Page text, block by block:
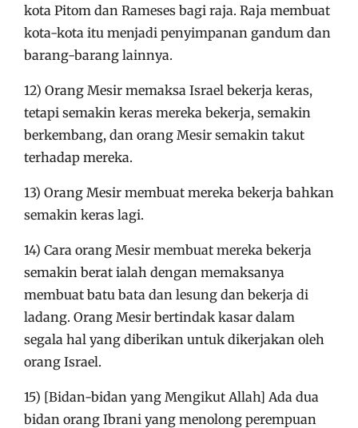
kota Pitom dan Rameses bagi raja. Raja membuat
kota-kota itu menjadi penyimpanan gandum dan
barang-barang lainnya.
12) Orang Mesir memaksa Israel bekerja keras,
tetapi semakin keras mereka bekerja, semakin
berkembang, dan orang Mesir semakin takut
terhadap mereka.
13) Orang Mesir membuat mereka bekerja bahkan
semakin keras lagi.
14) Cara orang Mesir membuat mereka bekerja
semakin berat ialah dengan memaksanya
membuat batu bata dan lesung dan bekerja di
ladang. Orang Mesir bertindak kasar dalam
segala hal yang diberikan untuk dikerjakan oleh
orang Israel.
15) [Bidan-bidan yang Mengikut Allah] Ada dua
bidan orang Ibrani yang menolong perempuan